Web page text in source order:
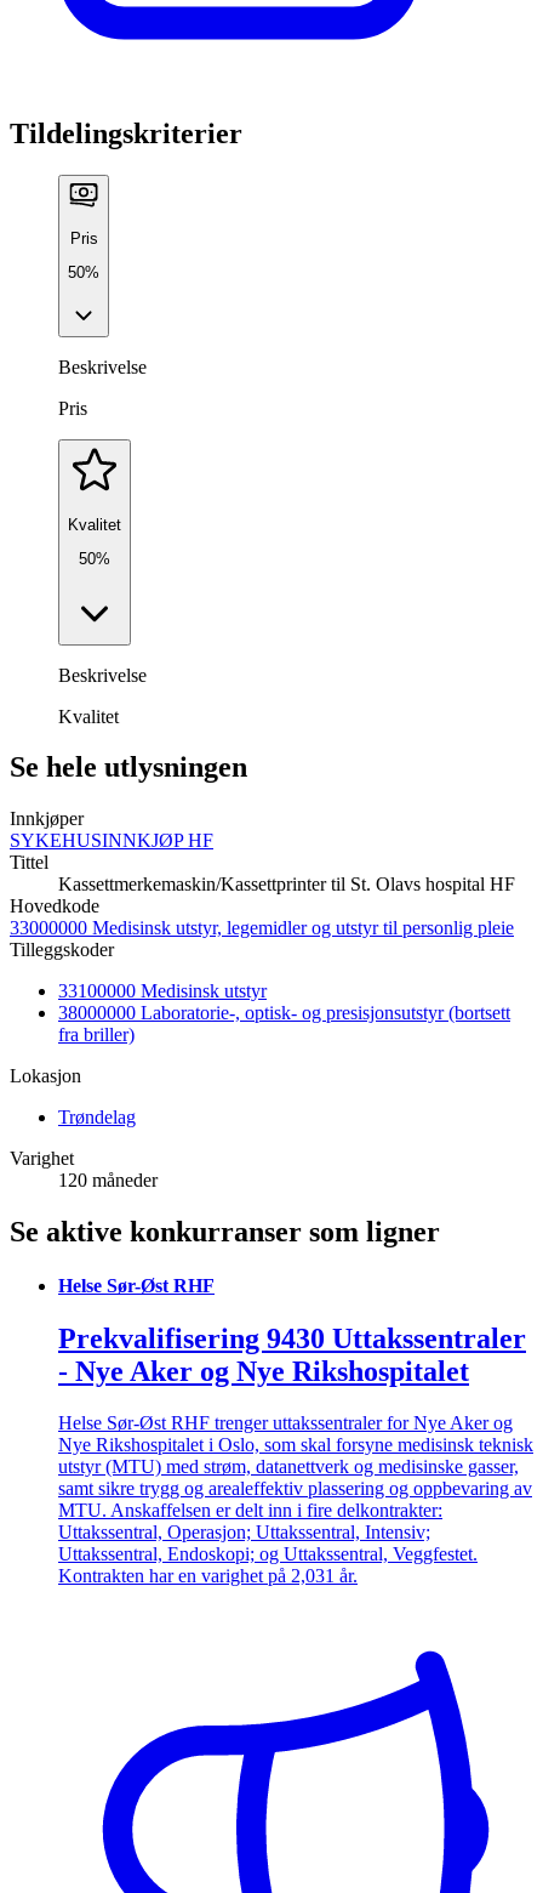
Tildelingskriterier
Pris
50%
Beskrivelse
Pris
Kvalitet
50%
Beskrivelse
Kvalitet
Se hele utlysningen
Innkjøper
SYKEHUSINNKJØP HF
Tittel
Kassettmerkemaskin/Kassettprinter til St. Olavs hospital HF
Hovedkode
33000000 Medisinsk utstyr, legemidler og utstyr til personlig pleie
Tilleggskoder
33100000 Medisinsk utstyr
38000000 Laboratorie-, optisk- og presisjonsutstyr (bortsett
fra briller)
Lokasjon
Trøndelag
Varighet
120 måneder
Se aktive konkurranser som ligner
Helse Sør-Øst RHF
Prekvalifisering 9430 Uttakssentraler
- Nye Aker og Nye Rikshospitalet
Helse Sør-Øst RHF trenger uttakssentraler for Nye Aker og
Nye Rikshospitalet i Oslo, som skal forsyne medisinsk teknisk
utstyr (MTU) med strøm, datanettverk og medisinske gasser,
samt sikre trygg og arealeffektiv plassering og oppbevaring av
MTU. Anskaffelsen er delt inn i fire delkontrakter:
Uttakssentral, Operasjon; Uttakssentral, Intensiv;
Uttakssentral, Endoskopi; og Uttakssentral, Veggfestet.
Kontrakten har en varighet på 2,031 år.